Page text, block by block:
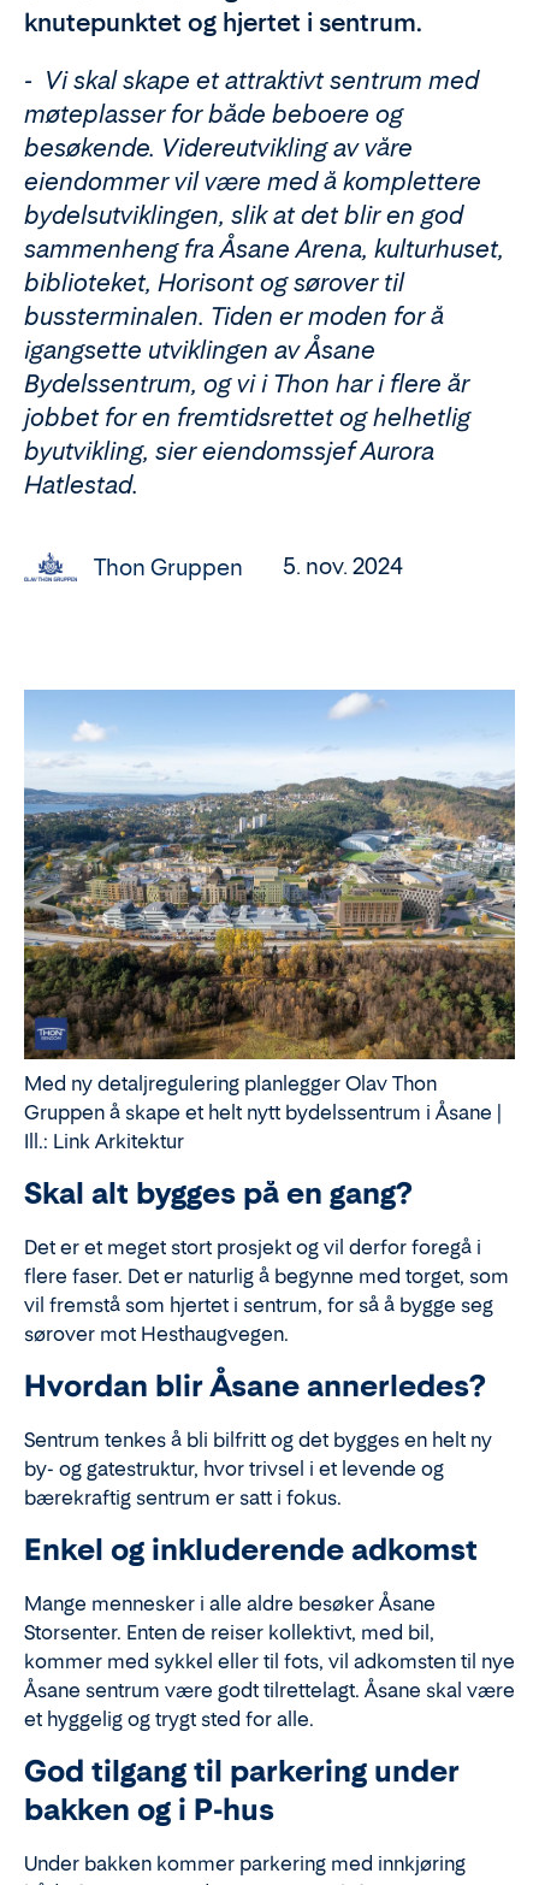
knutepunktet og hjertet i sentrum.
- Vi skal skape et attraktivt sentrum med
møteplasser for både beboere og
besøkende. Videreutvikling av våre
eiendommer vil være med å komplettere
bydelsutviklingen, slik at det blir en god
sammenheng fra Åsane Arena, kulturhuset,
biblioteket, Horisont og sørover til
bussterminalen. Tiden er moden for å
igangsette utviklingen av Åsane
Bydelssentrum, og vi i Thon har i flere år
jobbet for en fremtidsrettet og helhetlig
byutvikling, sier eiendomssjef Aurora
Hatlestad.
Thon Gruppen 5. nov. 2024
Med ny detaljregulering planlegger Olav Thon
Gruppen å skape et helt nytt bydelssentrum i Åsane |
Ill.: Link Arkitektur
Skal alt bygges på en gang?
Det er et meget stort prosjekt og vil derfor foregå i
flere faser. Det er naturlig å begynne med torget, som
vil fremstå som hjertet i sentrum, for så å bygge seg
sørover mot Hesthaugvegen.
Hvordan blir Åsane annerledes?
Sentrum tenkes å bli bilfritt og det bygges en helt ny
by- og gatestruktur, hvor trivsel i et levende og
bærekraftig sentrum er satt i fokus.
Enkel og inkluderende adkomst
Mange mennesker i alle aldre besøker Åsane
Storsenter. Enten de reiser kollektivt, med bil,
kommer med sykkel eller til fots, vil adkomsten til nye
Åsane sentrum være godt tilrettelagt. Åsane skal være
et hyggelig og trygt sted for alle.
God tilgang til parkering under
bakken og i P-hus
Under bakken kommer parkering med innkjøring